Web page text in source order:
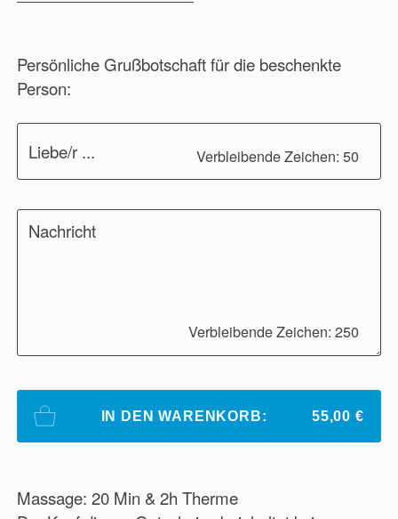
Persönliche Grußbotschaft für die beschenkte
Person:
Liebe/r ... Verbleibende Zeichen: 50
Nachricht
Verbleibende Zeichen: 250
IN DEN WARENKORB: 55,00 €
Massage: 20 Min & 2h Therme